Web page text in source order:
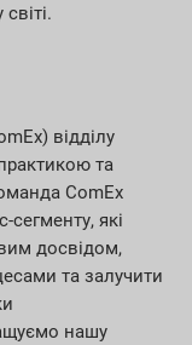
відділу
та
ComEx
сегменту, які
досвідом,
та залучити
нашу